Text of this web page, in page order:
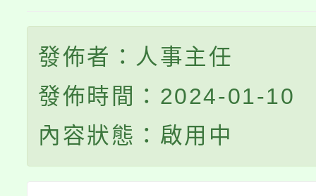
發佈者：人事主任
發佈時間：2024-01-10
內容狀態：啟用中